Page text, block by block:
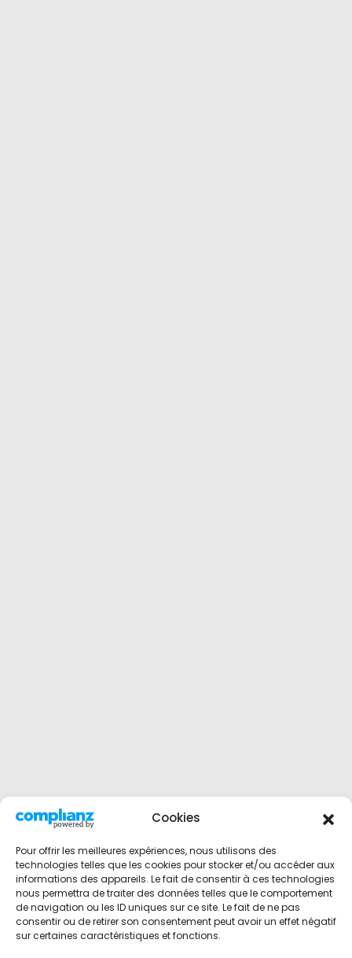
Cookies
Pour offrir les meilleures expériences, nous utilisons des
technologies telles que les cookies pour stocker et/ou accéder aux
informations des appareils. Le fait de consentir à ces technologies
nous permettra de traiter des données telles que le comportement
de navigation ou les ID uniques sur ce site. Le fait de ne pas
consentir ou de retirer son consentement peut avoir un effet négatif
sur certaines caractéristiques et fonctions.